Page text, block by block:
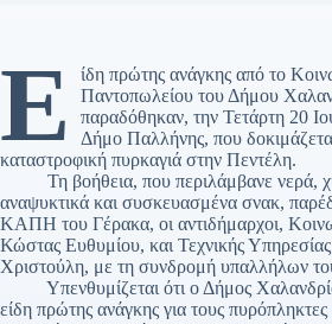
Ε
ίδη πρώτης ανάγκης από το
Παντοπωλείου του Δήμου
παραδόθηκαν, την Τετάρτη 20
Δήμο Παλλήνης, που
καταστροφική πυρκαγιά στην Πεντέλη.
Τη βοήθεια, που περιλάμβανε νερά,
αναψυκτικά και συσκευασμένα σνακ,
ΚΑΠΗ του Γέρακα, οι αντιδήμαρχοι,
Κώστας Ευθυμίου, και Τεχνικής
Χριστούλη, με τη συνδρομή υπαλλήλων
Υπενθυμίζεται ότι ο Δήμος
είδη πρώτης ανάγκης για τους